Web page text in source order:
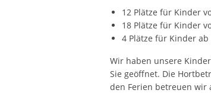
12 Plätze für Kinder
18 Plätze für Kinder
4 Plätze für Kinder
Wir haben unsere
Sie geöffnet. Die
den Ferien betreuen wir